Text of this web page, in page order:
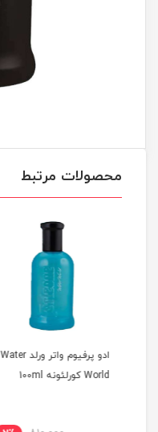
محصولات مرتبط
ادو پرفیوم واتر ورلد Water
World کورلئونه 100ml